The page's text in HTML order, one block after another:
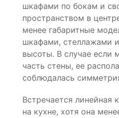
шкафами по бокам и
пространством в
менее габаритные
шкафами, стеллажами
высоты. В случае если
часть стены, ее
соблюдалась
Встречается линейная
на кухне, хотя она